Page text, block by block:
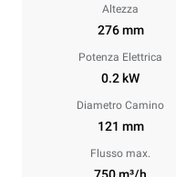
Altezza
276 mm
Potenza Elettrica
0.2 kW
Diametro Camino
121 mm
Flusso max.